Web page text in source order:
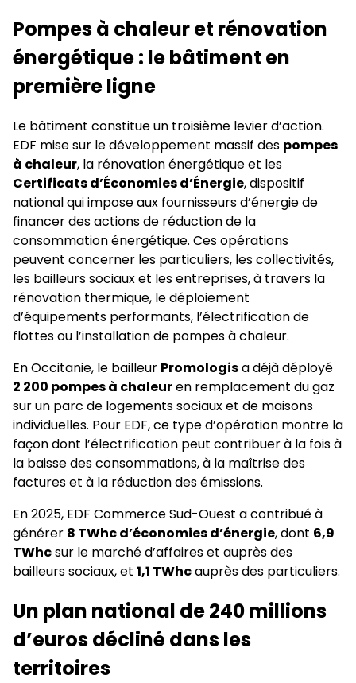
Pompes à chaleur et rénovation
énergétique : le bâtiment en
première ligne
Le bâtiment constitue un troisième levier d’action.
EDF mise sur le développement massif des pompes
à chaleur, la rénovation énergétique et les
Certificats d’Économies d’Énergie, dispositif
national qui impose aux fournisseurs d’énergie de
financer des actions de réduction de la
consommation énergétique. Ces opérations
peuvent concerner les particuliers, les collectivités,
les bailleurs sociaux et les entreprises, à travers la
rénovation thermique, le déploiement
d’équipements performants, l’électrification de
flottes ou l’installation de pompes à chaleur.
En Occitanie, le bailleur Promologisa déjà déployé
2 200 pompes à chaleuren remplacement du gaz
sur un parc de logements sociaux et de maisons
individuelles. Pour EDF, ce type d’opération montre la
façon dont l’électrification peut contribuer à la fois à
la baisse des consommations, à la maîtrise des
factures et à la réduction des émissions.
En 2025, EDF Commerce Sud-Ouest a contribué à
générer 8 TWhc d’économies d’énergie, dont 6,9
TWhcsur le marché d’affaires et auprès des
bailleurs sociaux, et 1,1 TWhcauprès des particuliers.
Un plan national de 240 millions
d’euros décliné dans les
territoires